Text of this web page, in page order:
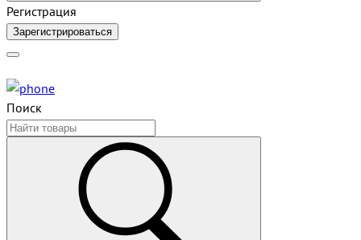
Регистрация
Зарегистрироваться
Поиск